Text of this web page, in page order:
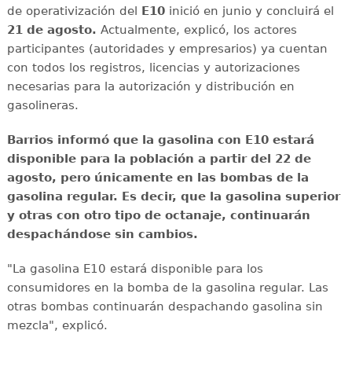
de operativización del E10inició en junio y concluirá el
21 de agosto. Actualmente, explicó, los actores
participantes (autoridades y empresarios) ya cuentan
con todos los registros, licencias y autorizaciones
necesarias para la autorización y distribución en
gasolineras.
Barrios informó que la gasolina con E10 estará
disponible para la población a partir del 22 de
agosto, pero únicamente en las bombas de la
gasolina regular. Es decir, que la gasolina superior
y otras con otro tipo de octanaje, continuarán
despachándose sin cambios.
"La gasolina E10 estará disponible para los
consumidores en la bomba de la gasolina regular. Las
otras bombas continuarán despachando gasolina sin
mezcla", explicó.